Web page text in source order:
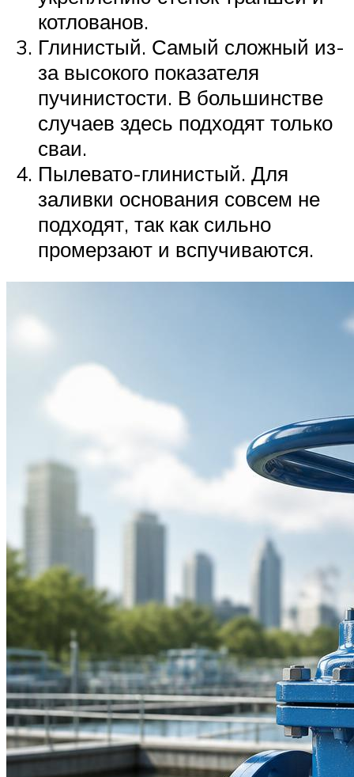
котлованов.
Глинистый. Самый сложный из-
за высокого показателя
пучинистости. В большинстве
случаев здесь подходят только
сваи.
Пылевато-глинистый. Для
заливки основания совсем не
подходят, так как сильно
промерзают и вспучиваются.